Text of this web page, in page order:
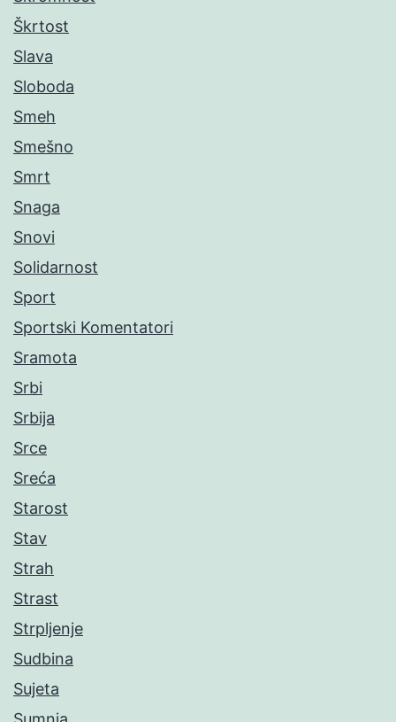
Škrtost
Slava
Sloboda
Smeh
Smešno
Smrt
Snaga
Snovi
Solidarnost
Sport
Sportski Komentatori
Sramota
Srbi
Srbija
Srce
Sreća
Starost
Stav
Strah
Strast
Strpljenje
Sudbina
Sujeta